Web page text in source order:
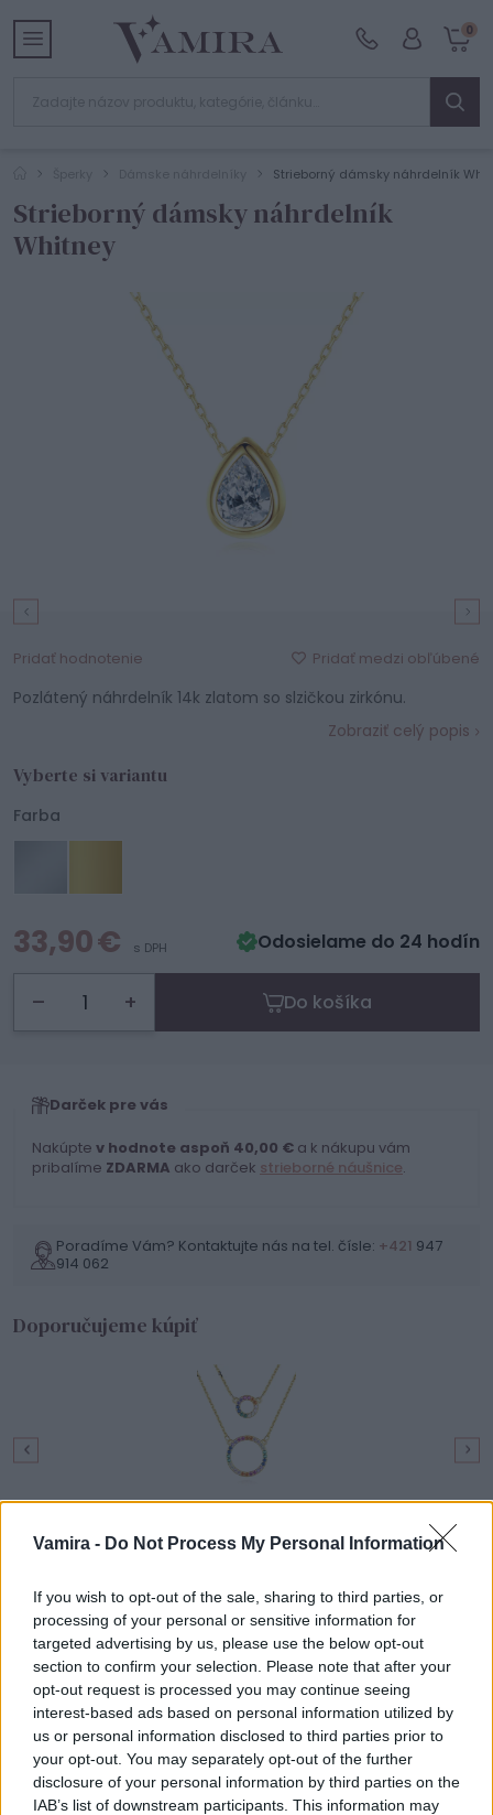
Vamira - Do Not Process My Personal Information
If you wish to opt-out of the sale, sharing to third parties, or
processing of your personal or sensitive information for
targeted advertising by us, please use the below opt-out
section to confirm your selection. Please note that after your
opt-out request is processed you may continue seeing
interest-based ads based on personal information utilized by
us or personal information disclosed to third parties prior to
your opt-out. You may separately opt-out of the further
disclosure of your personal information by third parties on the
IAB’s list of downstream participants. This information may
0
Strieborný dámsky náhrdelník
Strieborný dámsky náhrdelník
Whitney
Pridať hodnotenie Pridať medzi obľúbené
Pozlátený náhrdelník 14k zlatom so slzičkou zirkónu.
Zobraziť celý popis
Vyberte si variantu
Farba
33,90 € s DPH Odosielame do 24 hodín
– + Do košíka
Darček pre vás
Nakúpte v hodnote aspoň 40,00 € a k nákupu vám
pribalíme ZDARMA ako darček strieborné náušnice.
Poradíme Vám? Kontaktujte nás na tel. čísle: +421 947
914 062
Doporučujeme kúpiť
44,89 €
Popis produktu
Predstavujeme Vám strieborný dámsky náhrdelník Whitney
zosobňujúci číru eleganciu. Zirkón tvaru slzy prináša do
šperku jemnosť, ktorú ocení každá žena milujúca
sofistikovanosť. Vsadenie do lemu dodáva náhrdelníku
stabilitu a pevnosť, čo umožňuje nosenie náhrdelníka s
istotou po celý deň bez obav o jeho uvoľnenie.